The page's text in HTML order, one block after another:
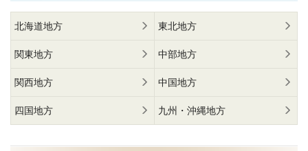
北海道地方 東北地方
関東地方 中部地方
関西地方 中国地方
四国地方 九州・沖縄地方